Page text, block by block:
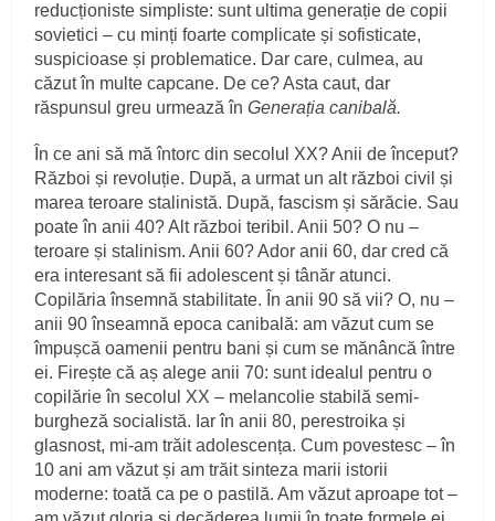
reducționiste simpliste: sunt ultima generație de copii
sovietici – cu minți foarte complicate și sofisticate,
suspicioase și problematice. Dar care, culmea, au
căzut în multe capcane. De ce? Asta caut, dar
răspunsul greu urmează înGenerația canibală.
În ce ani să mă întorc din secolul XX? Anii de început?
Război și revoluție. După, a urmat un alt război civil și
marea teroare stalinistă. După, fascism și sărăcie. Sau
poate în anii 40? Alt război teribil. Anii 50? O nu –
teroare și stalinism. Anii 60? Ador anii 60, dar cred că
era interesant să fii adolescent și tânăr atunci.
Copilăria însemnă stabilitate. În anii 90 să vii? O, nu –
anii 90 înseamnă epoca canibală: am văzut cum se
împușcă oamenii pentru bani și cum se mănâncă între
ei. Firește că aș alege anii 70: sunt idealul pentru o
copilărie în secolul XX – melancolie stabilă semi-
burgheză socialistă. Iar în anii 80, perestroika și
glasnost, mi-am trăit adolescența. Cum povestesc – în
10 ani am văzut și am trăit sinteza marii istorii
moderne: toată ca pe o pastilă. Am văzut aproape tot –